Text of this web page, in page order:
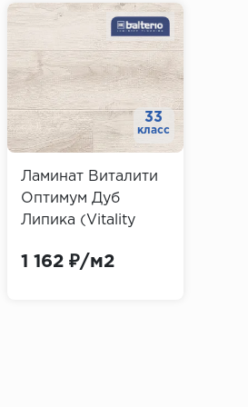
33
класс
Ламинат Виталити
Оптимум Дуб
Липика (Vitality
1 162 ₽/м2